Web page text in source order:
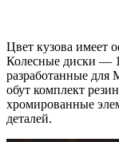
Цвет кузова имеет
Колесные диски —
разработанные для
обут комплект
хромированные
деталей.